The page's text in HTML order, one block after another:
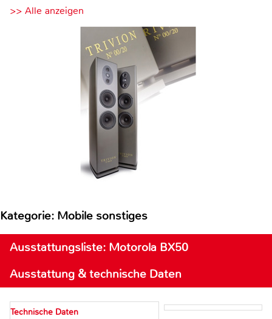
>> Alle anzeigen
Kategorie: Mobile sonstiges
Ausstattungsliste: Motorola BX50
Ausstattung & technische Daten
Technische Daten